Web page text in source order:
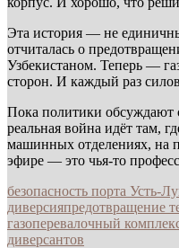
Эта история — не
отчиталась о
Узбекистаном. Теперь —
сторон. И каждый раз
Пока политики обсуждают
реальная война идёт там,
машинных отделениях, на
эфире — это чья-то
безопасность порта Усть-
диверсияпредотвращение
газоперевалочный
диверсантов